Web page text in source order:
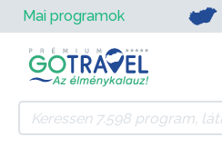
Mai programok